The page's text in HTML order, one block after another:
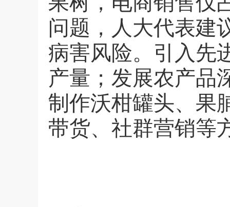
问题，人大代表建
病害风险。引入先
产量；发展农产品
制作沃柑罐头、果
带货、社群营销等